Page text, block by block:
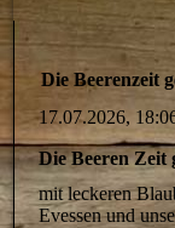
Die Beerenzeit
17.07.2026,
Die Beeren Zeit
mit leckeren
Evessen und